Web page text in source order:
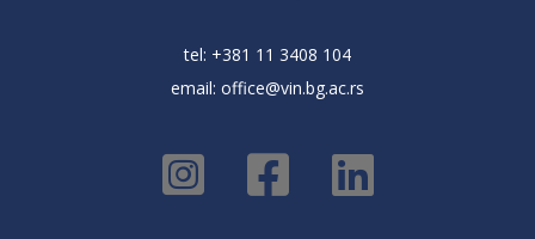
tel: +381 11 3408 104
email: office@vin.bg.ac.rs